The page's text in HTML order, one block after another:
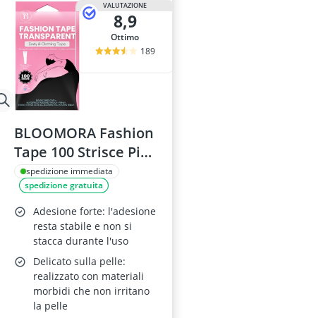
VALUTAZIONE
8,9
Ottimo
189
BLOOMORA Fashion
Tape 100 Strisce Pink
Mist
spedizione immediata
spedizione gratuita
Adesione forte: l'adesione
resta stabile e non si
stacca durante l'uso
Delicato sulla pelle:
realizzato con materiali
morbidi che non irritano
la pelle